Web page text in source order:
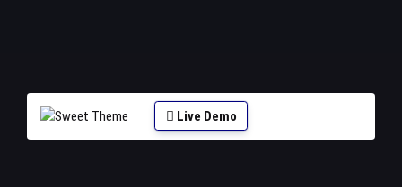
Live Demo